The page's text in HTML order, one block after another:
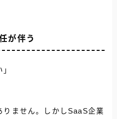
が伴う
りません。しかしSaaS企業